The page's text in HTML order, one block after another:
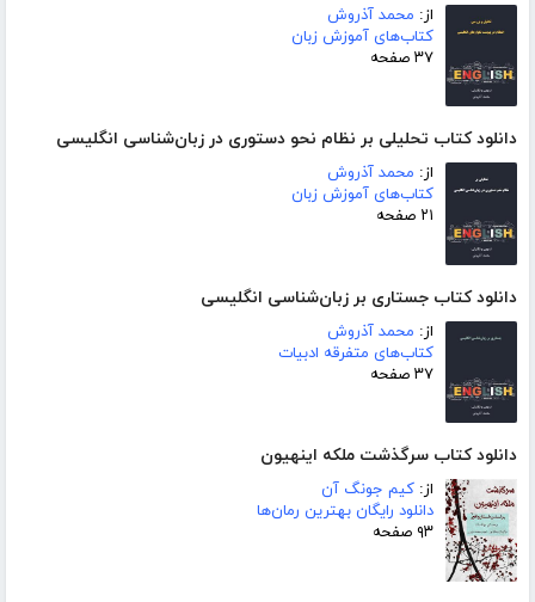
از: محمد آذروش
کتاب‌های آموزش زبان
۳۷ صفحه
دانلود کتاب تحلیلی بر نظام نحو دستوری در زبان‌شناسی انگلیسی
از: محمد آذروش
کتاب‌های آموزش زبان
۲۱ صفحه
دانلود کتاب جستاری بر زبان‌شناسی انگلیسی
از: محمد آذروش
کتاب‌های متفرقه ادبیات
۳۷ صفحه
دانلود کتاب سرگذشت ملکه اینهیون
از: کیم جونگ آن
دانلود رایگان بهترین رمان‌ها
۹۳ صفحه